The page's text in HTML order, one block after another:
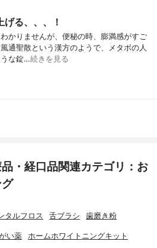
る、、、！
かりませんが、便秘の時、膨満感がすご
通聖散という漢方のようで、メタボの人
うな錠…続きを見る
・経口品関連カテゴリ：お
タルフロス 舌ブラシ 歯磨き粉
い薬 ホームホワイトニングキット